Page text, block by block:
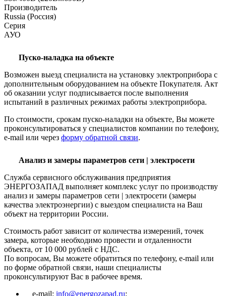
Производитель
Russia (Россия)
Серия
АУО
Пуско-наладка на объекте
Возможен выезд специалиста на установку электроприбора с
дополнительным оборудованием на объекте Покупателя. Акт
об оказании услуг подписывается после выполнения
испытаний в различных режимах работы электроприбора.
По стоимости, срокам пуско-наладки на объекте, Вы можете
проконсультироваться у специалистов компании по телефону,
e-mail или через форму обратной связи.
Анализ и замеры параметров сети | электросети
Служба сервисного обслуживания предприятия
ЭНЕРГОЗАПАД выполняет комплекс услуг по производству
анализ и замеры параметров сети | электросети (замеры
качества электроэнергии) с выездом специалиста на Ваш
объект на территории России.
Стоимость работ зависит от количества измерений, точек
замера, которые необходимо провести и отдаленности
объекта, от 10 000 рублей с НДС.
По вопросам, Вы можете обратиться по телефону, e-mail или
по форме обратной связи, наши специалисты
проконсультируют Вас в рабочее время.
e-mail: info@energozapad.ru;